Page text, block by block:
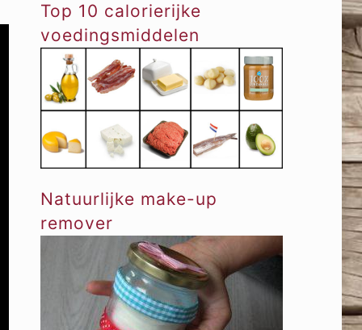
Top 10 calorierijke
voedingsmiddelen
Natuurlijke make-up
remover